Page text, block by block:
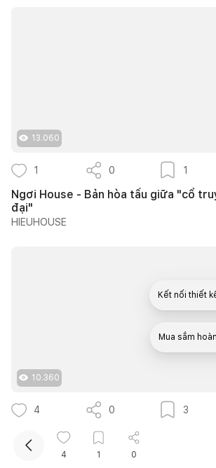
13.060
1 0 1
Ngơi House - Bản hòa tấu giữa "cổ
đại"
HIEUHOUSE
10.360
4 0 3
25 mẫu bàn làm việc dưới gầm cầu
dụng diện tích tưởng chừng bị bỏ quên
4 1 0
Kết nối thiết
Mua sắm